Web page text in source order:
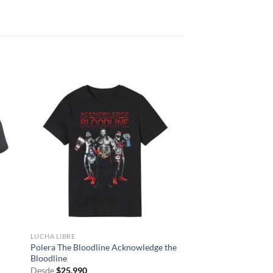
LUCHA LIBRE
Polera The Bloodline Acknowledge the
Bloodline
Desde $25.990